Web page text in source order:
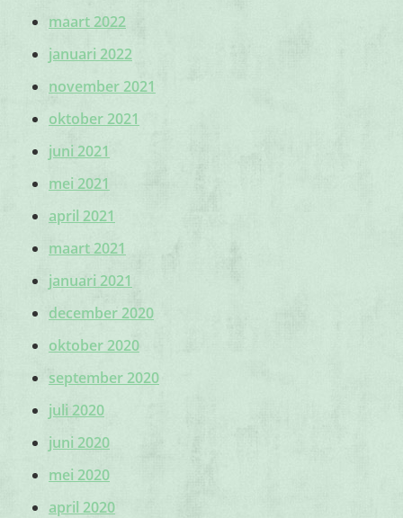
maart 2022
januari 2022
november 2021
oktober 2021
juni 2021
mei 2021
april 2021
maart 2021
januari 2021
december 2020
oktober 2020
september 2020
juli 2020
juni 2020
mei 2020
april 2020